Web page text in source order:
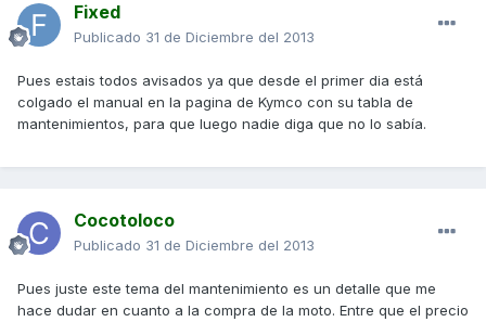
Fixed
Publicado 31 de Diciembre del 2013
Pues estais todos avisados ya que desde el primer dia está
colgado el manual en la pagina de Kymco con su tabla de
mantenimientos, para que luego nadie diga que no lo sabía.
Cocotoloco
Publicado 31 de Diciembre del 2013
Pues juste este tema del mantenimiento es un detalle que me
hace dudar en cuanto a la compra de la moto. Entre que el precio